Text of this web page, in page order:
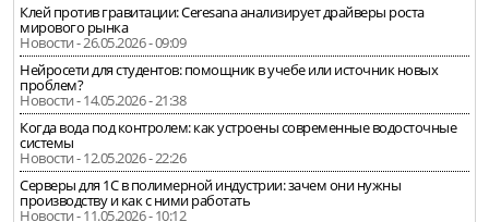
Клей против гравитации: Ceresana анализирует драйверы роста
мирового рынка
Новости - 26.05.2026 - 09:09
Нейросети для студентов: помощник в учебе или источник новых
проблем?
Новости - 14.05.2026 - 21:38
Когда вода под контролем: как устроены современные водосточные
системы
Новости - 12.05.2026 - 22:26
Серверы для 1С в полимерной индустрии: зачем они нужны
производству и как с ними работать
Новости - 11.05.2026 - 10:12